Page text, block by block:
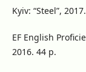
Kyiv: “Steel”,
EF English
2016. 44 p.